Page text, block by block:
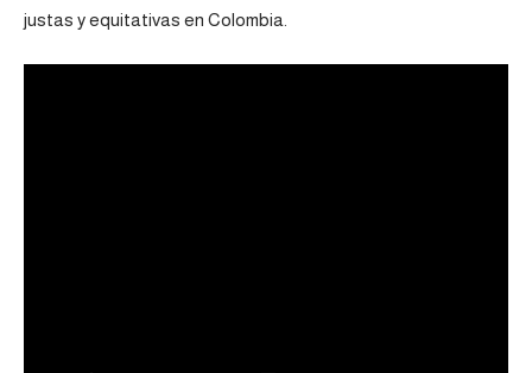
justas y equitativas en Colombia.